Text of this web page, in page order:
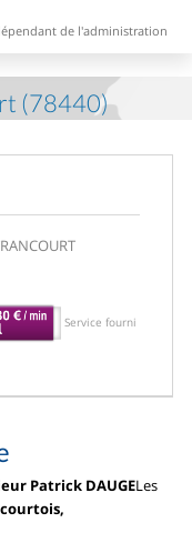
de l'administration
(78440)
Service fourni
Patrick DAUGELes